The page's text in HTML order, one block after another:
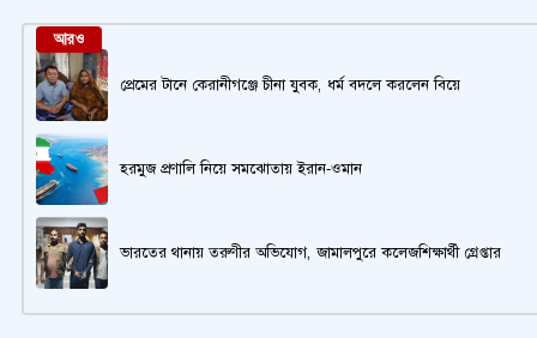
আরও
প্রেমের টানে কেরানীগঞ্জে চীনা যুবক, ধর্ম বদলে করলেন বিয়ে
হরমুজ প্রণালি নিয়ে সমঝোতায় ইরান-ওমান
ভারতের থানায় তরুণীর অভিযোগ, জামালপুরে কলেজশিক্ষার্থী গ্রেপ্তার